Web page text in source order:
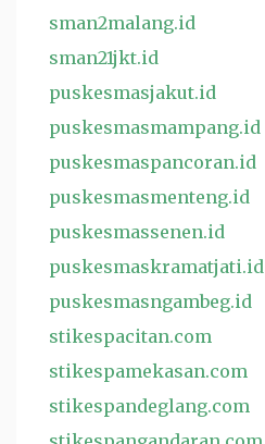
sman2malang.id
sman21jkt.id
puskesmasjakut.id
puskesmasmampang.id
puskesmaspancoran.id
puskesmasmenteng.id
puskesmassenen.id
puskesmaskramatjati.id
puskesmasngambeg.id
stikespacitan.com
stikespamekasan.com
stikespandeglang.com